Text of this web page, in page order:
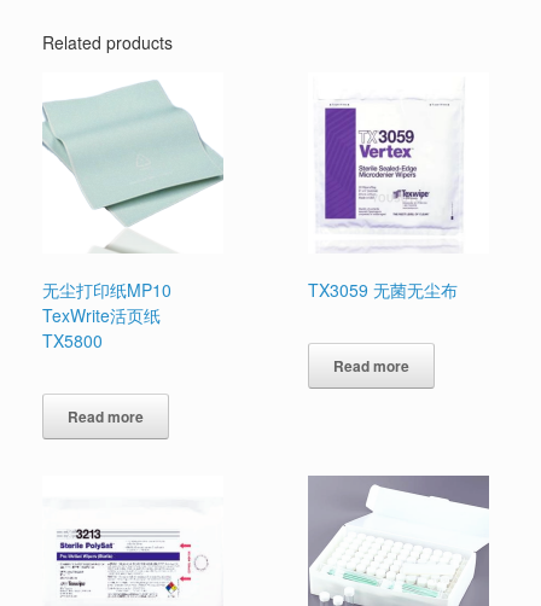
Related products
无尘打印纸MP10
TexWrite活页纸
TX5800
Read more
TX3059 无菌无尘布
Read more